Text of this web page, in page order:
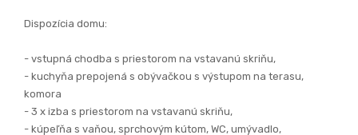
- technická miestnosť,
Technický popis:
- veľkosť pozemku: 500 m2,
- zastavaná plocha domu: 130 m2,
- strecha Bramac - čierna - väzníkový krov